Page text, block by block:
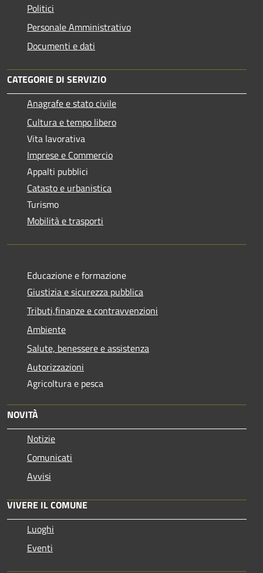
Politici
Personale Amministrativo
Documenti e dati
CATEGORIE DI SERVIZIO
Anagrafe e stato civile
Cultura e tempo libero
Vita lavorativa
Imprese e Commercio
Appalti pubblici
Catasto e urbanistica
Turismo
Mobilità e trasporti
Educazione e formazione
Giustizia e sicurezza pubblica
Tributi,finanze e contravvenzioni
Ambiente
Salute, benessere e assistenza
Autorizzazioni
Agricoltura e pesca
NOVITÀ
Notizie
Comunicati
Avvisi
VIVERE IL COMUNE
Luoghi
Eventi